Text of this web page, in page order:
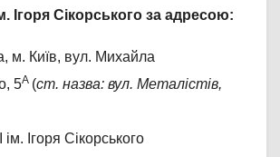
Ігоря Сікорського за адресою:
м. Київ, вул. Михайла
5А (ст. назва: вул. Металістів,
Ігоря Сікорського